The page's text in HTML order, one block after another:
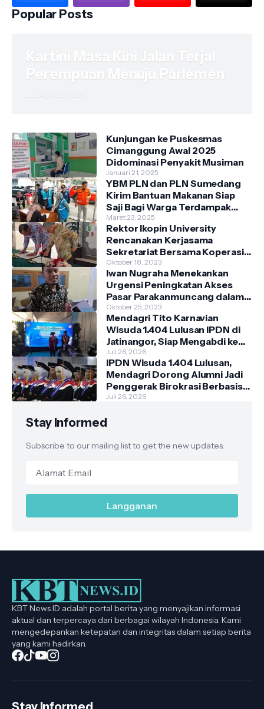
Popular Posts
Kartini Masa Kini Jalan Terjal
Perempuan Menuju Parlemen
Kunjungan ke Puskesmas
Cimanggung Awal 2025
Didominasi Penyakit Musiman
Januari 21, 2025
YBM PLN dan PLN Sumedang
Kirim Bantuan Makanan Siap
Saji Bagi Warga Terdampak
Banjir Kecamatan Cimanggung
Maret 23, 2025
Rektor Ikopin University
Rencanakan Kerjasama
Sekretariat Bersama Koperasi
Indonesia
Oktober 18, 2023
Iwan Nugraha Menekankan
Urgensi Peningkatan Akses
Pasar Parakanmuncang dalam
Penanganan Stunting
Oktober 25, 2023
Mendagri Tito Karnavian
Wisuda 1.404 Lulusan IPDN di
Jatinangor, Siap Mengabdi ke
Berbagai Daerah
Juli 26, 2026
IPDN Wisuda 1.404 Lulusan,
Mendagri Dorong Alumni Jadi
Penggerak Birokrasi Berbasis
Pengetahuan
Juli 26, 2026
Stay Informed
Subscribe to our mailing list to get the new updates.
KBT News ID adalah portal berita yang menyajikan informasi
aktual dan terpercaya dari berbagai wilayah Indonesia. Kami
mengedepankan ketepatan dan integritas dalam setiap berita
yang kami hadirkan.